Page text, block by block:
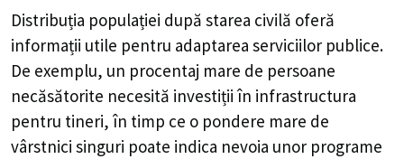
Distribuția populației după starea civilă oferă
informații utile pentru adaptarea serviciilor publice.
De exemplu, un procentaj mare de persoane
necăsătorite necesită investiții în infrastructura
pentru tineri, în timp ce o pondere mare de
vârstnici singuri poate indica nevoia unor programe